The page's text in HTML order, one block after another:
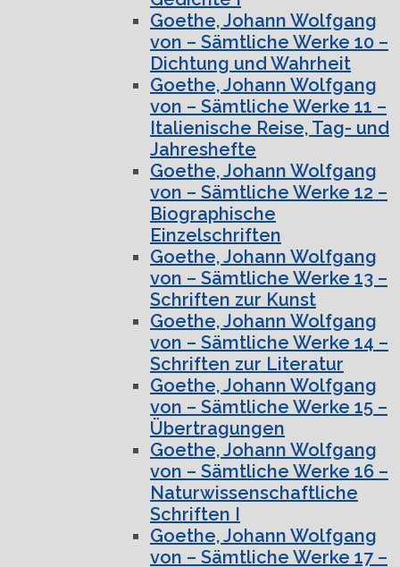
Goethe, Johann Wolfgang
von – Sämtliche Werke 10 –
Dichtung und Wahrheit
Goethe, Johann Wolfgang
von – Sämtliche Werke 11 –
Italienische Reise, Tag- und
Jahreshefte
Goethe, Johann Wolfgang
von – Sämtliche Werke 12 –
Biographische
Einzelschriften
Goethe, Johann Wolfgang
von – Sämtliche Werke 13 –
Schriften zur Kunst
Goethe, Johann Wolfgang
von – Sämtliche Werke 14 –
Schriften zur Literatur
Goethe, Johann Wolfgang
von – Sämtliche Werke 15 –
Übertragungen
Goethe, Johann Wolfgang
von – Sämtliche Werke 16 –
Naturwissenschaftliche
Schriften I
Goethe, Johann Wolfgang
von – Sämtliche Werke 17 –